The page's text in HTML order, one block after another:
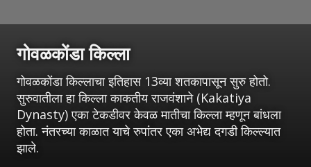
गोवळकोंडा किल्ला
गोवळकोंडा किल्लाचा इतिहास 13व्या शतकापासून सुरु होतो.
सुरुवातीला हा किल्ला काकतीय राजवंशाने (Kakatiya
Dynasty) एका टेकडीवर केवळ मातीचा किल्ला म्हणून बांधला
होता. नंतरच्या काळात याचे रुपांतर एका अभेद्य दगडी किल्ल्यात
झाले.